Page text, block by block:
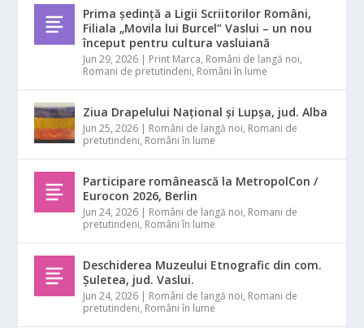
Prima ședință a Ligii Scriitorilor Români,
Filiala „Movila lui Burcel” Vaslui – un nou
început pentru cultura vasluiană
Jun 29, 2026 | Print Marca, Români de langă noi,
Romani de pretutindeni, Români în lume
Ziua Drapelului Național și Lupșa, jud. Alba
Jun 25, 2026 | Români de langă noi, Romani de
pretutindeni, Români în lume
Participare românească la MetropolCon /
Eurocon 2026, Berlin
Jun 24, 2026 | Români de langă noi, Romani de
pretutindeni, Români în lume
Deschiderea Muzeului Etnografic din com.
Șuletea, jud. Vaslui.
Jun 24, 2026 | Români de langă noi, Romani de
pretutindeni, Români în lume